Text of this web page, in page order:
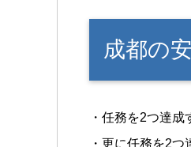
成都の
・任務を2つ達成
・更に任務を2